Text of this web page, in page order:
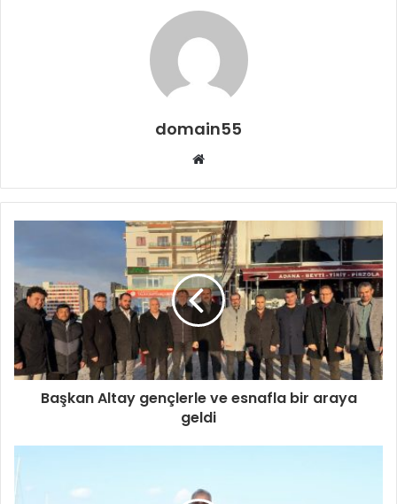
domain55
Web
Başkan Altay gençlerle ve esnafla bir araya
geldi